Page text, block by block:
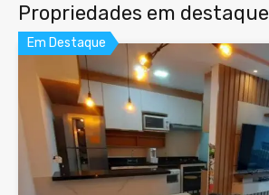
Propriedades em destaque
Em Destaque